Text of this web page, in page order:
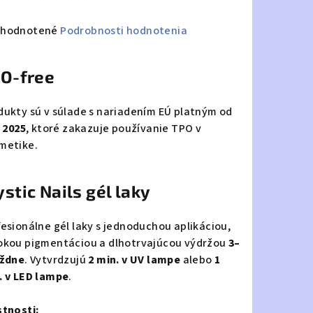
Podrobnosti hodnotenia
free
sú v súlade s nariadením EÚ platným od
2025, ktoré zakazuje používanie TPO v
Nails gél laky
gél laky s jednoduchou aplikáciou,
pigmentáciou a dlhotrvajúcou výdržou 3–
. Vytvrdzujú 2 min. v UV lampe alebo 1
v LED lampe.